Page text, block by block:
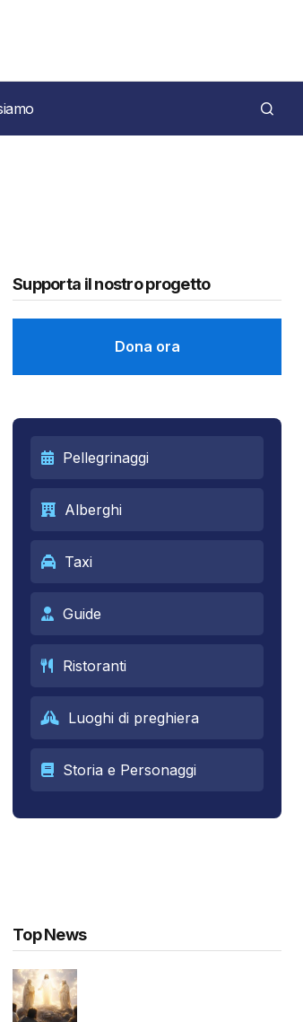
Supporta il nostro progetto
Dona ora
Pellegrinaggi
Alberghi
Taxi
Guide
Ristoranti
Luoghi di preghiera
Storia e Personaggi
Top News